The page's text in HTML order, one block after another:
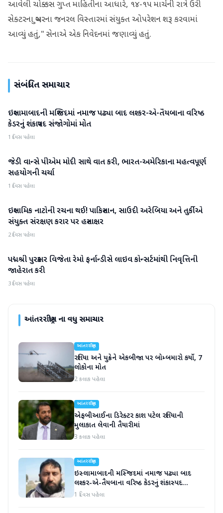
આવેલી ચોક્કસ ગુપ્ત માહિતીના આધારે, ૧૪-૧૫ માર્ચની રાત્રે ઉરી
સેક્ટરના બુચરના જનરલ વિસ્તારમાં સંયુક્ત ઓપરેશન શરૂ કરવામાં
આવ્યું હતું," સેનાએ એક નિવેદનમાં જણાવ્યું હતું.
સંબંધિત સમાચાર
આંતરરાષ્ટ્રીય
ઇસ્લામાબાદની મસ્જિદમાં નમાજ પઢ્યા બાદ લશ્કર-એ-તૈયબાના વરિષ્ઠ
કેડરનું શંકાસ્પદ સંજોગોમાં મોત
1 દિવસ પહેલા
આંતરરાષ્ટ્રીય
જેડી વાન્સે પીએમ મોદી સાથે વાત કરી, ભારત-અમેરિકાના મહત્વપૂર્ણ
સહયોગની ચર્ચા
1 દિવસ પહેલા
આંતરરાષ્ટ્રીય
ઇસ્લામિક નાટોની રચના થઈ! પાકિસ્તાન, સાઉદી અરેબિયા અને તુર્કીએ
સંયુક્ત સંરક્ષણ કરાર પર હસ્તાક્ષર
2 દિવસ પહેલા
આંતરરાષ્ટ્રીય
પદ્મશ્રી પુરસ્કાર વિજેતા રેમો ફર્નાન્ડીસે લાઇવ કોન્સર્ટમાંથી નિવૃત્તિની
જાહેરાત કરી
3 દિવસ પહેલા
આંતરરાષ્ટ્રીયના વધુ સમાચાર
આંતરરાષ્ટ્રીય
રશિયા અને યુક્રેને એકબીજા પર બોમ્બમારો કર્યો, 7
લોકોના મોત
2 કલાક પહેલા
આંતરરાષ્ટ્રીય
એફબીઆઈના ડિરેક્ટર કાશ પટેલ રશિયાની
મુલાકાત લેવાની તૈયારીમાં
3 કલાક પહેલા
આંતરરાષ્ટ્રીય
ઇસ્લામાબાદની મસ્જિદમાં નમાજ પઢ્યા બાદ
લશ્કર-એ-તૈયબાના વરિષ્ઠ કેડરનું શંકાસ્પદ
સંજોગોમાં મોત
1 દિવસ પહેલા